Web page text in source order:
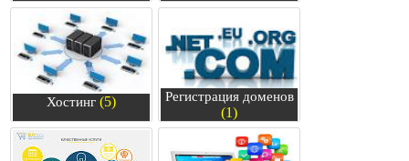
Хостинг (5) Регистрация доменов
(1)